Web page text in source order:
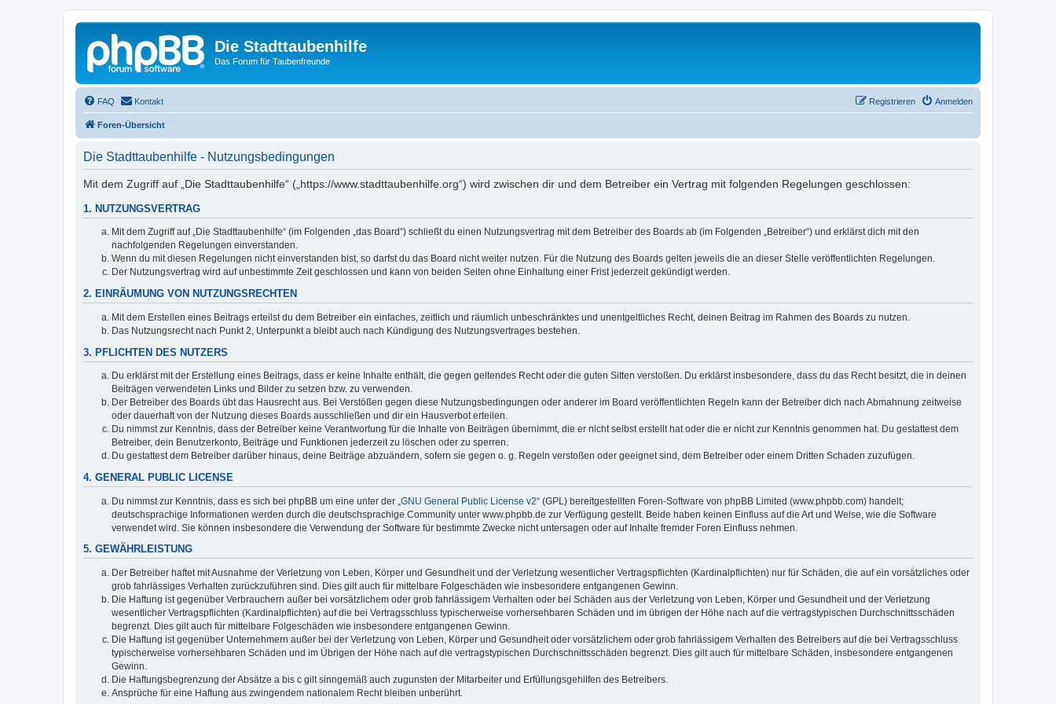
Die Stadttaubenhilfe
Das Forum für Taubenfreunde
FAQ Kontakt Anmelden
Registrieren
Foren-Übersicht
Die Stadttaubenhilfe - Nutzungsbedingungen
Mit dem Zugriff auf „Die Stadttaubenhilfe“ („https://www.stadttaubenhilfe.org“) wird zwischen dir und dem Betreiber ein Vertrag mit folgenden Regelungen geschlossen:
1. NUTZUNGSVERTRAG
Mit dem Zugriff auf „Die Stadttaubenhilfe“ (im Folgenden „das Board“) schließt du einen Nutzungsvertrag mit dem Betreiber des Boards ab (im Folgenden „Betreiber“) und erklärst dich mit den
nachfolgenden Regelungen einverstanden.
Wenn du mit diesen Regelungen nicht einverstanden bist, so darfst du das Board nicht weiter nutzen. Für die Nutzung des Boards gelten jeweils die an dieser Stelle veröffentlichten Regelungen.
Der Nutzungsvertrag wird auf unbestimmte Zeit geschlossen und kann von beiden Seiten ohne Einhaltung einer Frist jederzeit gekündigt werden.
2. EINRÄUMUNG VON NUTZUNGSRECHTEN
Mit dem Erstellen eines Beitrags erteilst du dem Betreiber ein einfaches, zeitlich und räumlich unbeschränktes und unentgeltliches Recht, deinen Beitrag im Rahmen des Boards zu nutzen.
Das Nutzungsrecht nach Punkt 2, Unterpunkt a bleibt auch nach Kündigung des Nutzungsvertrages bestehen.
3. PFLICHTEN DES NUTZERS
Du erklärst mit der Erstellung eines Beitrags, dass er keine Inhalte enthält, die gegen geltendes Recht oder die guten Sitten verstoßen. Du erklärst insbesondere, dass du das Recht besitzt, die in deinen
Beiträgen verwendeten Links und Bilder zu setzen bzw. zu verwenden.
Der Betreiber des Boards übt das Hausrecht aus. Bei Verstößen gegen diese Nutzungsbedingungen oder anderer im Board veröffentlichten Regeln kann der Betreiber dich nach Abmahnung zeitweise
oder dauerhaft von der Nutzung dieses Boards ausschließen und dir ein Hausverbot erteilen.
Du nimmst zur Kenntnis, dass der Betreiber keine Verantwortung für die Inhalte von Beiträgen übernimmt, die er nicht selbst erstellt hat oder die er nicht zur Kenntnis genommen hat. Du gestattest dem
Betreiber, dein Benutzerkonto, Beiträge und Funktionen jederzeit zu löschen oder zu sperren.
Du gestattest dem Betreiber darüber hinaus, deine Beiträge abzuändern, sofern sie gegen o. g. Regeln verstoßen oder geeignet sind, dem Betreiber oder einem Dritten Schaden zuzufügen.
4. GENERAL PUBLIC LICENSE
Du nimmst zur Kenntnis, dass es sich bei phpBB um eine unter der „ GNU General Public License v2“ (GPL) bereitgestellten Foren-Software von phpBB Limited (www.phpbb.com) handelt;
deutschsprachige Informationen werden durch die deutschsprachige Community unter www.phpbb.de zur Verfügung gestellt. Beide haben keinen Einfluss auf die Art und Weise, wie die Software
verwendet wird. Sie können insbesondere die Verwendung der Software für bestimmte Zwecke nicht untersagen oder auf Inhalte fremder Foren Einfluss nehmen.
5. GEWÄHRLEISTUNG
Der Betreiber haftet mit Ausnahme der Verletzung von Leben, Körper und Gesundheit und der Verletzung wesentlicher Vertragspflichten (Kardinalpflichten) nur für Schäden, die auf ein vorsätzliches oder
grob fahrlässiges Verhalten zurückzuführen sind. Dies gilt auch für mittelbare Folgeschäden wie insbesondere entgangenen Gewinn.
Die Haftung ist gegenüber Verbrauchern außer bei vorsätzlichem oder grob fahrlässigem Verhalten oder bei Schäden aus der Verletzung von Leben, Körper und Gesundheit und der Verletzung
wesentlicher Vertragspflichten (Kardinalpflichten) auf die bei Vertragsschluss typischerweise vorhersehbaren Schäden und im übrigen der Höhe nach auf die vertragstypischen Durchschnittsschäden
begrenzt. Dies gilt auch für mittelbare Folgeschäden wie insbesondere entgangenen Gewinn.
Die Haftung ist gegenüber Unternehmern außer bei der Verletzung von Leben, Körper und Gesundheit oder vorsätzlichem oder grob fahrlässigem Verhalten des Betreibers auf die bei Vertragsschluss
typischerweise vorhersehbaren Schäden und im Übrigen der Höhe nach auf die vertragstypischen Durchschnittsschäden begrenzt. Dies gilt auch für mittelbare Schäden, insbesondere entgangenen
Gewinn.
Die Haftungsbegrenzung der Absätze a bis c gilt sinngemäß auch zugunsten der Mitarbeiter und Erfüllungsgehilfen des Betreibers.
Ansprüche für eine Haftung aus zwingendem nationalem Recht bleiben unberührt.